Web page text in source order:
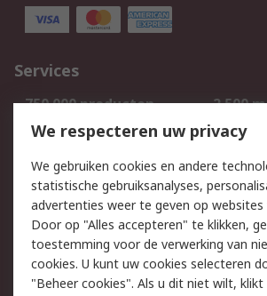
Services
750.000 producten
2.500
Bestellen
Track & Trace
Wettelijk
Cookiebeleid
Email
Privacybeleid
We respecteren uw privacy
We gebruiken cookies en andere
statistische gebruiksanalyses,
advertenties weer te geven op websites
Door op "Alles accepteren" te klikken,
toestemming voor de verwerking van
cookies. U kunt uw cookies selecteren
"Beheer cookies". Als u dit niet wilt, klikt